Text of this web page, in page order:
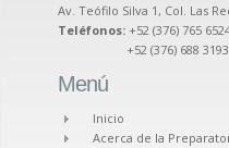
Av. Teófilo Silva 1, Col. Las
Teléfonos: +52 (376) 765
+52 (376) 688 3193
Menú
Inicio
Acerca de la